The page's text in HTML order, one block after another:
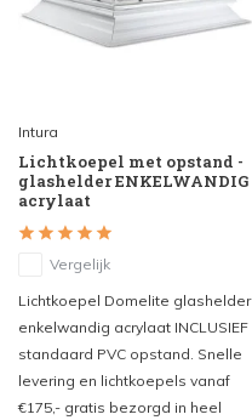
Intura
Lichtkoepel met opstand -
glashelder ENKELWANDIG
acrylaat
Vergelijk
Lichtkoepel Domelite glashelder
enkelwandig acrylaat INCLUSIEF
standaard PVC opstand. Snelle
levering en lichtkoepels vanaf
€175,- gratis bezorgd in heel